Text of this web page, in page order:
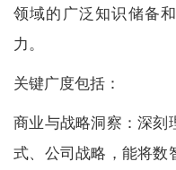
领域的广泛知识储备
力。
关键广度包括：
商业与战略洞察：深刻
式、公司战略，能将数